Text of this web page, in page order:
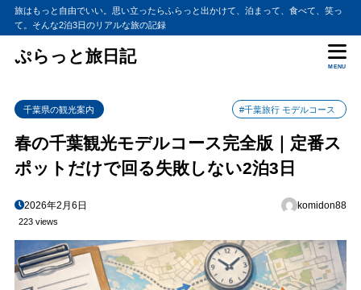
旅はもっと自由でいい。思い立ったらふらっと出かけて、泊まって、食べて、笑っ
て。そんな2泊3日のリアルな旅の記録
ぷらっと旅日記
MENU
千葉県の観光案内 #千葉旅行 モデルコース
春の千葉観光モデルコース完全版｜定番ス
ポットだけで回る失敗しない2泊3日
2026年2月6日 komidon88
223 views